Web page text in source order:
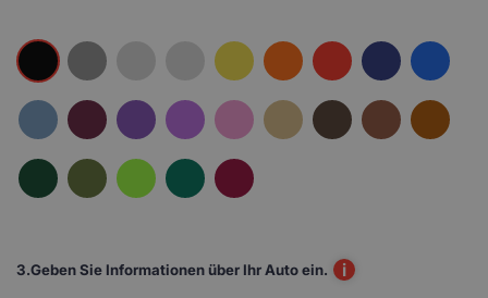
3.Geben Sie Informationen über Ihr Auto ein. i